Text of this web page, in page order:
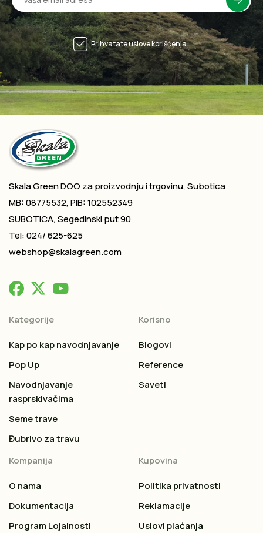
Prihvatate uslove korišćenja.
Skala Green DOO za proizvodnju i trgovinu, Subotica
MB: 08775532, PIB: 102552349
SUBOTICA, Segedinski put 90
Tel: 024/ 625-625
webshop@skalagreen.com
Kategorije
Kap po kap navodnjavanje
Pop Up
Navodnjavanje
rasprskivačima
Seme trave
Đubrivo za travu
Korisno
Blogovi
Reference
Saveti
Kompanija
O nama
Dokumentacija
Program Lojalnosti
Kupovina
Politika privatnosti
Reklamacije
Uslovi plaćanja